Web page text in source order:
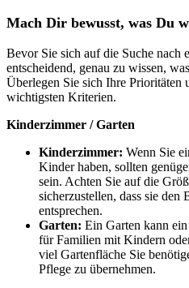
Mach Dir bewusst, was Du
Bevor Sie sich auf die Suche nach
entscheidend, genau zu wissen,
Überlegen Sie sich Ihre Prioritäten
wichtigsten Kriterien.
Kinderzimmer / Garten
Kinderzimmer: Wenn Sie
Kinder haben, sollten
sein. Achten Sie auf die
sicherzustellen, dass sie
entsprechen.
Garten: Ein Garten kann
für Familien mit Kindern
viel Gartenfläche Sie
Pflege zu übernehmen.